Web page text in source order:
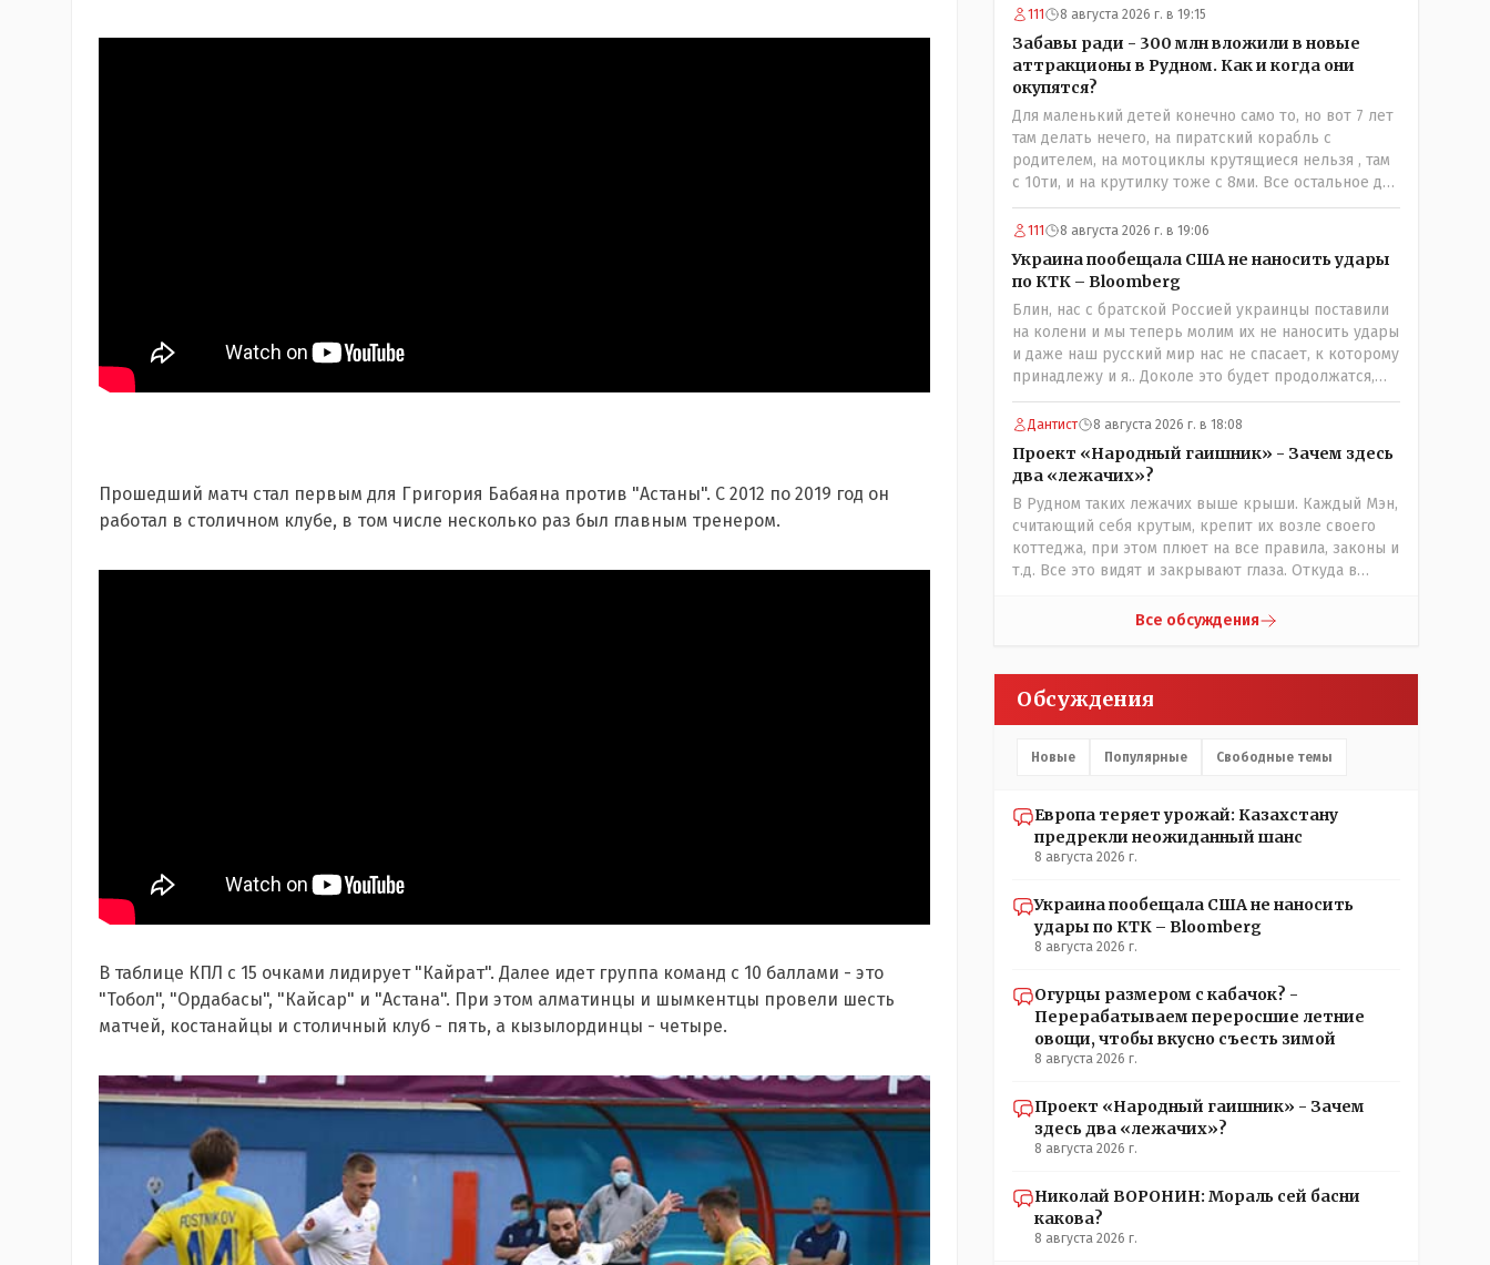
Прошедший матч стал первым для Григория Бабаяна против "Астаны". С 2012 по 2019 год он
работал в столичном клубе, в том числе несколько раз был главным тренером.
В таблице КПЛ с 15 очками лидирует "Кайрат". Далее идет группа команд с 10 баллами - это
"Тобол", "Ордабасы", "Кайсар" и "Астана". При этом алматинцы и шымкентцы провели шесть
матчей, костанайцы и столичный клуб - пять, а кызылординцы - четыре.
111 8 августа 2026 г. в 19:15
Забавы ради - 300 млн вложили в новые
аттракционы в Рудном. Как и когда они
окупятся?
Для маленький детей конечно само то, но вот 7 лет
там делать нечего, на пиратский корабль с
родителем, на мотоциклы крутящиеся нельзя , там
с 10ти, и на крутилку тоже с 8ми. Все остальное для
детей 3-5 лет.. Ну да, в жару там сейчас не
комфортно, тени нет от слова вообще, но вечером
думаю там нормально, с бутылкой холодного пивка
посидеть можно..
111 8 августа 2026 г. в 19:06
Украина пообещала США не наносить удары
по КТК – Bloomberg
Блин, нас с братской Россией украинцы поставили
на колени и мы теперь молим их не наносить удары
и даже наш русский мир нас не спасает, к которому
принадлежу и я.. Доколе это будет продолжатся,
братья мои зетники на форуме?
Дантист 8 августа 2026 г. в 18:08
Проект «Народный гаишник» - Зачем здесь
два «лежачих»?
В Рудном таких лежачих выше крыши. Каждый Мэн,
считающий себя крутым, крепит их возле своего
коттеджа, при этом плюет на все правила, законы и
т.д. Все это видят и закрывают глаза. Откуда в
Все обсуждения
Обсуждения
Новые Популярные Свободные темы
Европа теряет урожай: Казахстану
предрекли неожиданный шанс
8 августа 2026 г.
Украина пообещала США не наносить
удары по КТК – Bloomberg
8 августа 2026 г.
Огурцы размером с кабачок? -
Перерабатываем переросшие летние
овощи, чтобы вкусно съесть зимой
8 августа 2026 г.
Проект «Народный гаишник» - Зачем
здесь два «лежачих»?
8 августа 2026 г.
Николай ВОРОНИН: Мораль сей басни
какова?
8 августа 2026 г.